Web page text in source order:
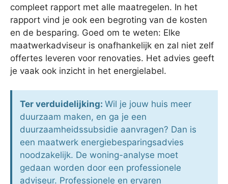
compleet rapport met alle maatregelen. In het
rapport vind je ook een begroting van de kosten
en de besparing. Goed om te weten: Elke
maatwerkadviseur is onafhankelijk en zal niet zelf
offertes leveren voor renovaties. Het advies geeft
je vaak ook inzicht in het energielabel.
Ter verduidelijking: Wil je jouw huis meer
duurzaam maken, en ga je een
duurzaamheidssubsidie aanvragen? Dan is
een maatwerk energiebesparingsadvies
noodzakelijk. De woning-analyse moet
gedaan worden door een professionele
adviseur. Professionele en ervaren